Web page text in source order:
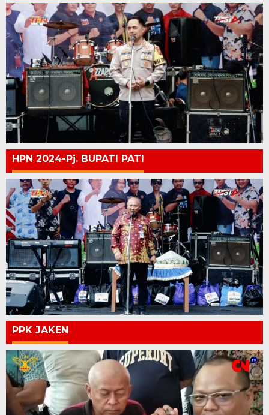
HPN 2024-Pj. BUPATI PATI
PPK JAKEN